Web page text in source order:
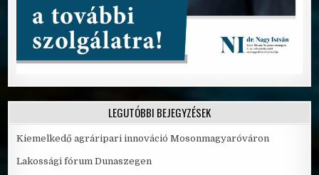
LEGUTÓBBI BEJEGYZÉSEK
Kiemelkedő agráripari innováció Mosonmagyaróváron
Lakossági fórum Dunaszegen